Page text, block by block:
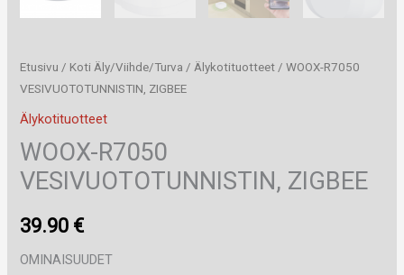
Etusivu / Koti Äly/Viihde/Turva /Älykotituotteet / WOOX-R7050
VESIVUOTOTUNNISTIN, ZIGBEE
Älykotituotteet
WOOX-R7050
VESIVUOTOTUNNISTIN, ZIGBEE
39.90 €
OMINAISUUDET